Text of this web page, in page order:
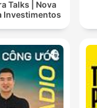
Talks | Nova
Investimentos